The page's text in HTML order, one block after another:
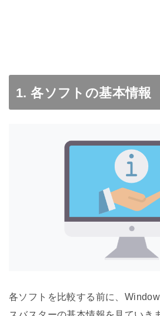
1. 各ソフトの基本情報
各ソフトを比較する前に、